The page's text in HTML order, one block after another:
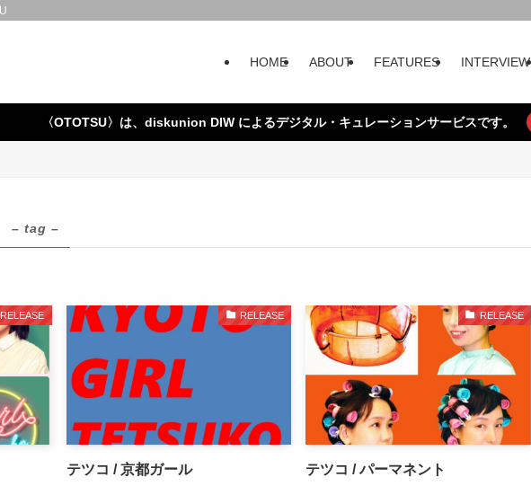
HOME ABOUT FEATURES INTERVIEW
〈OTOTSU〉は、diskunion DIW によるデジタル・キュレーションサービスです。
– tag –
RELEASE RELEASE
テツコ / 京都ガール
RELEASE
テツコ / パーマネント